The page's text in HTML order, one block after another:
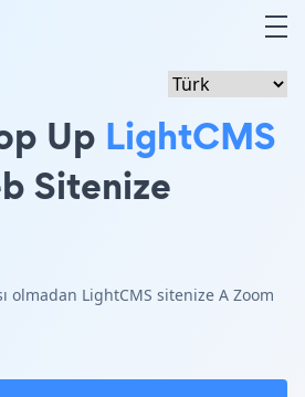
Up LightCMS
Sitenize
olmadan LightCMS sitenize A Zoom